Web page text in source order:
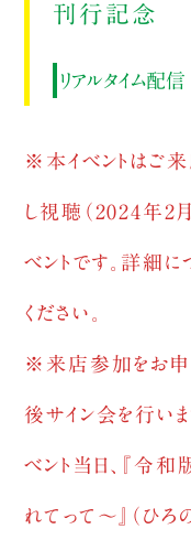
刊行記念
リアルタイム配信
※本イベントはご来
し視聴（2024年2
ベントです。詳細
ください。
※来店参加をお申
後サイン会を行い
ベント当日、『令
れてって〜』（ひろ